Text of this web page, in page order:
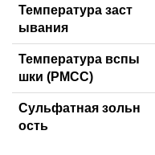
Температура заст
ывания
Температура вспы
шки (PMCC)
Сульфатная зольн
ость